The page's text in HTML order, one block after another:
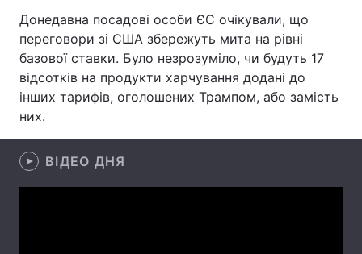
Екологія Регіони
Лонгріди
Відео з Youtube Статті
Донедавна посадові особи ЄС очікували, що
переговори зі США збережуть мита на рівні
базової ставки. Було незрозуміло, чи будуть 17
відсотків на продукти харчування додані до
інших тарифів, оголошених Трампом, або замість
них.
ВІДЕО ДНЯ